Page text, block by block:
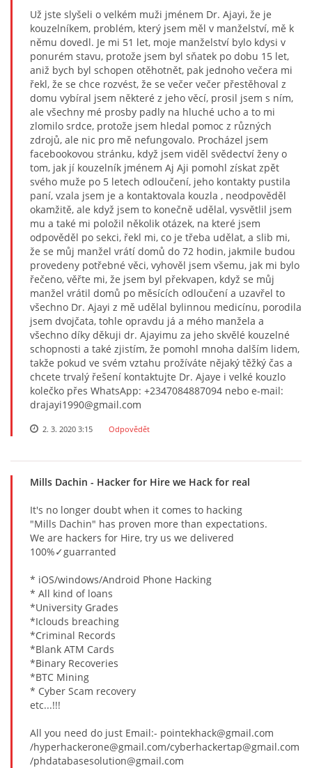
Už jste slyšeli o velkém muži jménem Dr. Ajayi, že je
kouzelníkem, problém, který jsem měl v manželství, mě k
němu dovedl. Je mi 51 let, moje manželství bylo kdysi v
ponurém stavu, protože jsem byl sňatek po dobu 15 let,
aniž bych byl schopen otěhotnět, pak jednoho večera mi
řekl, že se chce rozvést, že se večer večer přestěhoval z
domu vybíral jsem některé z jeho věcí, prosil jsem s ním,
ale všechny mé prosby padly na hluché ucho a to mi
zlomilo srdce, protože jsem hledal pomoc z různých
zdrojů, ale nic pro mě nefungovalo. Procházel jsem
facebookovou stránku, když jsem viděl svědectví ženy o
tom, jak jí kouzelník jménem Aj Aji pomohl získat zpět
svého muže po 5 letech odloučení, jeho kontakty pustila
paní, vzala jsem je a kontaktovala kouzla , neodpověděl
okamžitě, ale když jsem to konečně udělal, vysvětlil jsem
mu a také mi položil několik otázek, na které jsem
odpověděl po sekci, řekl mi, co je třeba udělat, a slib mi,
že se můj manžel vrátí domů do 72 hodin, jakmile budou
provedeny potřebné věci, vyhověl jsem všemu, jak mi bylo
řečeno, věřte mi, že jsem byl překvapen, když se můj
manžel vrátil domů po měsících odloučení a uzavřel to
všechno Dr. Ajayi z mě udělal bylinnou medicínu, porodila
jsem dvojčata, tohle opravdu já a mého manžela a
všechno díky děkuji dr. Ajayimu za jeho skvělé kouzelné
schopnosti a také zjistím, že pomohl mnoha dalším lidem,
takže pokud ve svém vztahu prožíváte nějaký těžký čas a
chcete trvalý řešení kontaktujte Dr. Ajaye i velké kouzlo
kolečko přes WhatsApp: +2347084887094 nebo e-mail:
drajayi1990@gmail.com
2. 3. 2020 3:15 Odpovědět
Mills Dachin - Hacker for Hire we Hack for real
It's no longer doubt when it comes to hacking
"Mills Dachin" has proven more than expectations.
We are hackers for Hire, try us we delivered
100%✓guarranted
* iOS/windows/Android Phone Hacking
* All kind of loans
*University Grades
*Iclouds breaching
*Criminal Records
*Blank ATM Cards
*Binary Recoveries
*BTC Mining
* Cyber Scam recovery
etc...!!!
All you need do just Email:- pointekhack@gmail.com
/hyperhackerone@gmail.com/cyberhackertap@gmail.com
/phdatabasesolution@gmail.com